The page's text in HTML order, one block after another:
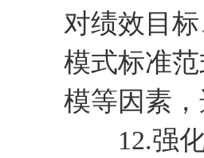
对绩效目
模式标准
模等因素
12.强化